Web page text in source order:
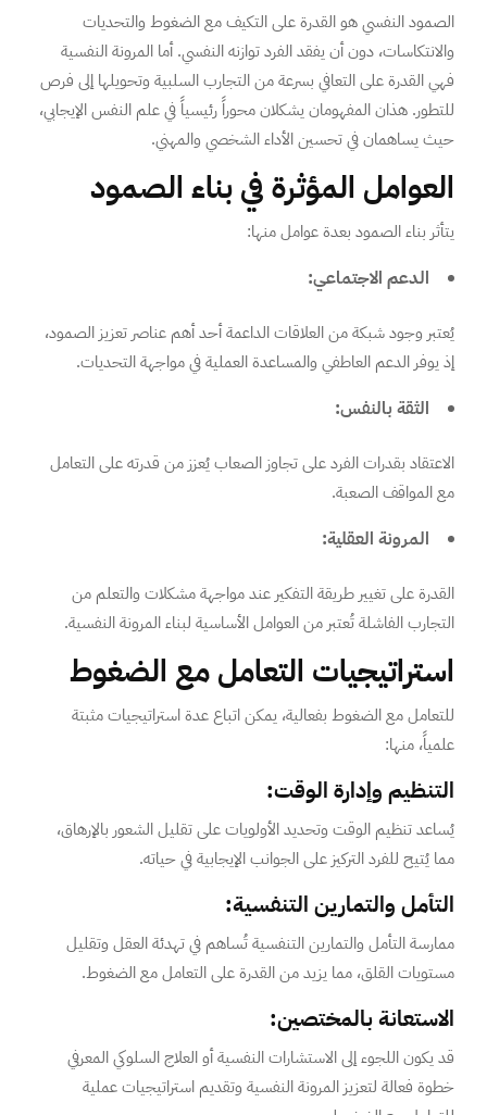
الصمود النفسي هو القدرة على التكيف مع الضغوط والتحديات
والانتكاسات، دون أن يفقد الفرد توازنه النفسي. أما المرونة النفسية
فهي القدرة على التعافي بسرعة من التجارب السلبية وتحويلها إلى فرص
للتطور. هذان المفهومان يشكلان محوراً رئيسياً في علم النفس الإيجابي،
حيث يساهمان في تحسين الأداء الشخصي والمهني.
العوامل المؤثرة في بناء الصمود
يتأثر بناء الصمود بعدة عوامل منها:
الدعم الاجتماعي:
يُعتبر وجود شبكة من العلاقات الداعمة أحد أهم عناصر تعزيز الصمود،
إذ يوفر الدعم العاطفي والمساعدة العملية في مواجهة التحديات.
الثقة بالنفس:
الاعتقاد بقدرات الفرد على تجاوز الصعاب يُعزز من قدرته على التعامل
مع المواقف الصعبة.
المرونة العقلية:
القدرة على تغيير طريقة التفكير عند مواجهة مشكلات والتعلم من
التجارب الفاشلة تُعتبر من العوامل الأساسية لبناء المرونة النفسية.
استراتيجيات التعامل مع الضغوط
للتعامل مع الضغوط بفعالية، يمكن اتباع عدة استراتيجيات مثبتة
علمياً، منها:
التنظيم وإدارة الوقت:
يُساعد تنظيم الوقت وتحديد الأولويات على تقليل الشعور بالإرهاق،
مما يُتيح للفرد التركيز على الجوانب الإيجابية في حياته.
التأمل والتمارين التنفسية:
ممارسة التأمل والتمارين التنفسية تُساهم في تهدئة العقل وتقليل
مستويات القلق، مما يزيد من القدرة على التعامل مع الضغوط.
الاستعانة بالمختصين:
قد يكون اللجوء إلى الاستشارات النفسية أو العلاج السلوكي المعرفي
خطوة فعالة لتعزيز المرونة النفسية وتقديم استراتيجيات عملية